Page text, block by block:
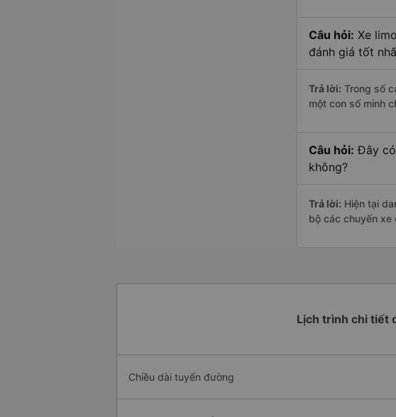
Câu hỏi: Xe
đánh giá tốt
Trả lời: Trong số
một con số minh
Câu hỏi: Đây
không?
Trả lời: Hiện tại
bộ các chuyến xe
Lịch trình chi tiết
Chiều dài tuyến đường